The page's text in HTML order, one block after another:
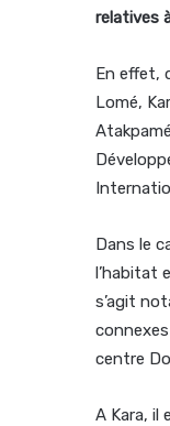
relatives
En effet,
Lomé,
Dans le
l’habitat
s’agit
centre
A Kara, il